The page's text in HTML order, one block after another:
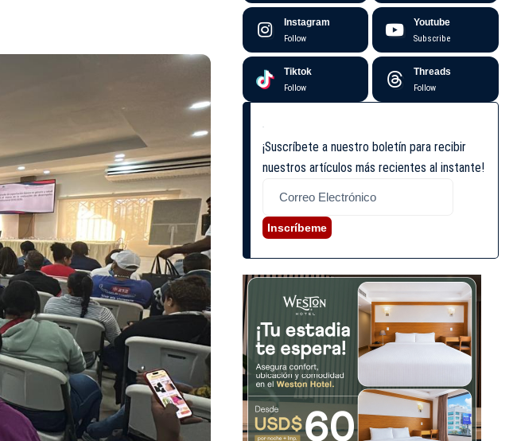
Instagram
Follow
Youtube
Subscribe
Tiktok
Follow
Threads
Follow
¡Suscríbete a nuestro boletín para recibir
nuestros artículos más recientes al instante!
Inscríbeme